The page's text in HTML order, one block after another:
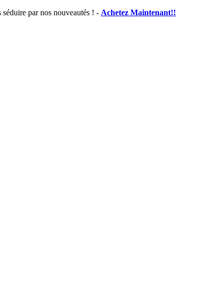
nos nouveautés ! -Achetez Maintenant!!